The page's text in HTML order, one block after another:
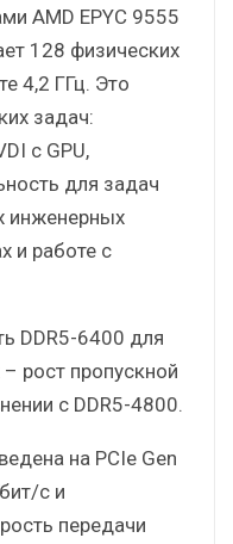
AMD EPYC 9555
128 физических
4,2 ГГц. Это
задач:
с GPU,
для задач
инженерных
и работе с
DDR5-6400 для
рост пропускной
с DDR5-4800.
на PCIe Gen
с и
передачи